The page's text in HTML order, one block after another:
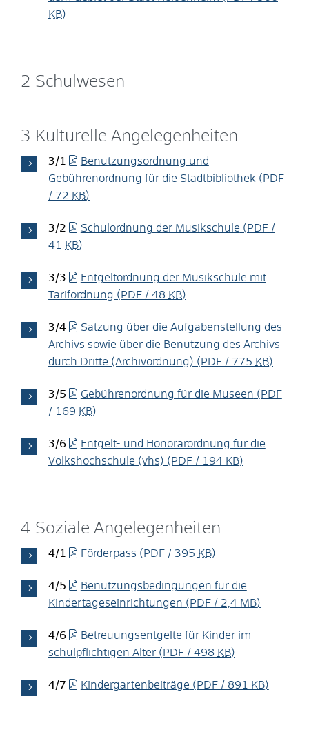
KB)
2 Schulwesen
3 Kulturelle Angelegenheiten
3/1
Benutzungsordnung und
Gebührenordnung für die Stadtbibliothek (PDF
/ 72 KB)
3/2 Schulordnung der Musikschule (PDF /
41 KB)
3/3
Entgeltordnung der Musikschule mit
Tarifordnung (PDF / 48 KB)
3/4
Satzung über die Aufgabenstellung des
Archivs sowie über die Benutzung des Archivs
durch Dritte (Archivordnung) (PDF / 775 KB)
3/5 Gebührenordnung für die Museen (PDF
/ 169 KB)
3/6
Entgelt- und Honorarordnung für die
Volkshochschule (vhs) (PDF / 194 KB)
4 Soziale Angelegenheiten
4/1 Förderpass (PDF / 395 KB)
4/5
Benutzungsbedingungen für die
Kindertageseinrichtungen (PDF / 2,4 MB)
4/6
Betreuungsentgelte für Kinder im
schulpflichtigen Alter (PDF / 498 KB)
4/7 Kindergartenbeiträge (PDF / 891 KB)